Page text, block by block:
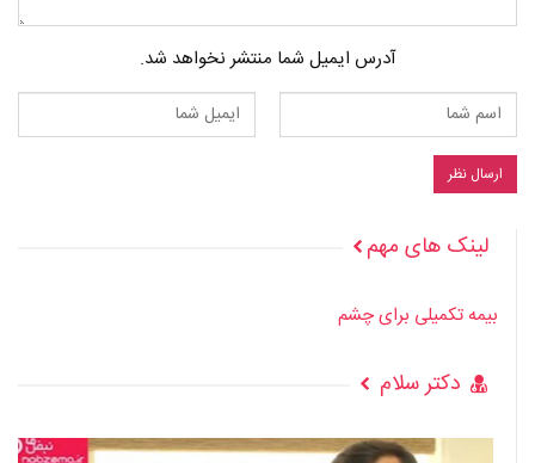
آدرس ایمیل شما منتشر نخواهد شد.
لینک های مهم
بیمه تکمیلی برای چشم
دکتر سلام